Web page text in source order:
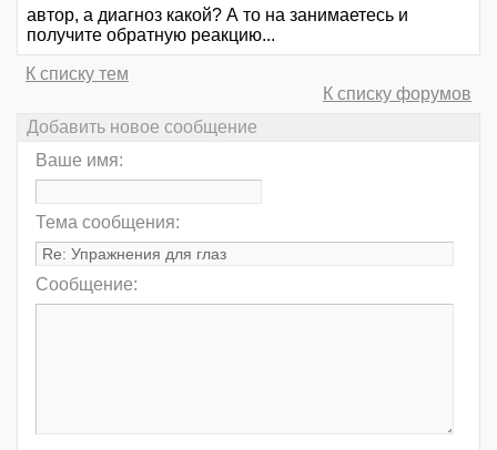
автор, а диагноз какой? А то на занимаетесь и
получите обратную реакцию...
К списку тем
К списку форумов
Добавить новое сообщение
Ваше имя:
Тема сообщения:
Сообщение: